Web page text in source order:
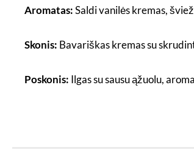
Aromatas:Saldi vanilės kremas,
Skonis: Bavariškas kremas su
Poskonis: Ilgas su sausu ąžuolu,